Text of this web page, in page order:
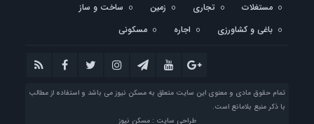
مستغلات تجاری زمین
ساخت و ساز
باغی و کشاورزی
اجاره مسکونی
تمام حقوق مادی و معنوی این سایت متعلق به مسکن نیوز می باشد و استفاده از مطالب
با ذکر منبع بلامانع است.
طراحی سایت : مسکن نیوز